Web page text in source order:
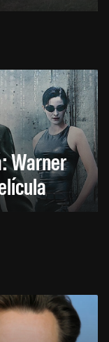
Warner